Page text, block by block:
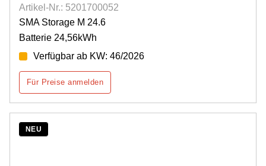
Artikel-Nr.: 5201700052
SMA Storage M 24.6
Batterie 24,56kWh
Verfügbar ab KW: 46/2026
Für Preise anmelden
NEU